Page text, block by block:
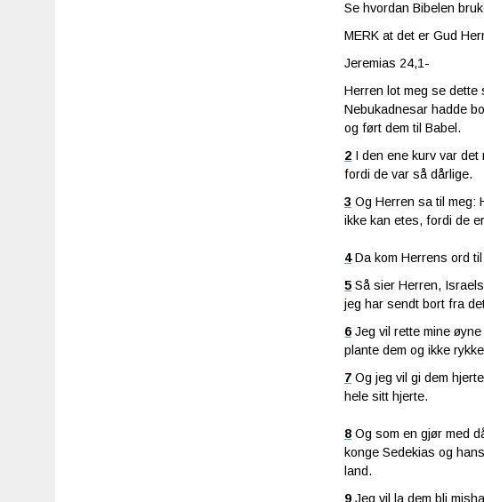
Se hvordan Bibelen
MERK at det er Gud
Jeremias 24,1-
Herren lot meg se dette
Nebukadnesar hadde
og ført dem til Babel.
2 I den ene kurv var det
fordi de var så dårlige.
3 Og Herren sa til meg:
ikke kan etes, fordi de
4 Da kom Herrens ord
5 Så sier Herren,
jeg har sendt bort fra
6 Jeg vil rette mine
plante dem og ikke
7 Og jeg vil gi dem
hele sitt hjerte.
8 Og som en gjør med
konge Sedekias og
land.
9 Jeg vil la dem bli